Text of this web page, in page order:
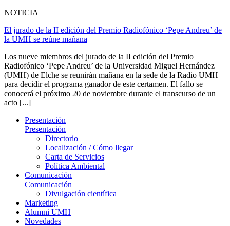
NOTICIA
El jurado de la II edición del Premio Radiofónico ‘Pepe Andreu’ de
la UMH se reúne mañana
Los nueve miembros del jurado de la II edición del Premio
Radiofónico ‘Pepe Andreu’ de la Universidad Miguel Hernández
(UMH) de Elche se reunirán mañana en la sede de la Radio UMH
para decidir el programa ganador de este certamen. El fallo se
conocerá el próximo 20 de noviembre durante el transcurso de un
acto [...]
Presentación
Presentación
Directorio
Localización / Cómo llegar
Carta de Servicios
Política Ambiental
Comunicación
Comunicación
Divulgación científica
Marketing
Alumni UMH
Novedades